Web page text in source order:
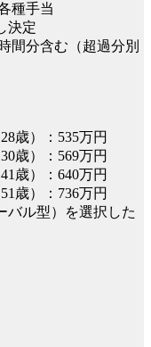
種手当
決定
間分含む（超過分別
歳）：535万円
歳）：569万円
歳）：640万円
歳）：736万円
ル型）を選択した